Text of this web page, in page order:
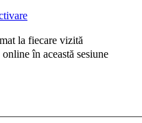
la fiecare vizită
în această sesiune